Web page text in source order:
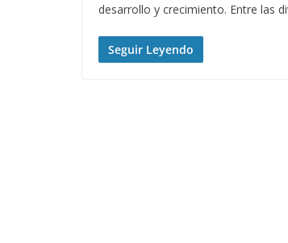
desarrollo y crecimiento. Entre las
Seguir Leyendo